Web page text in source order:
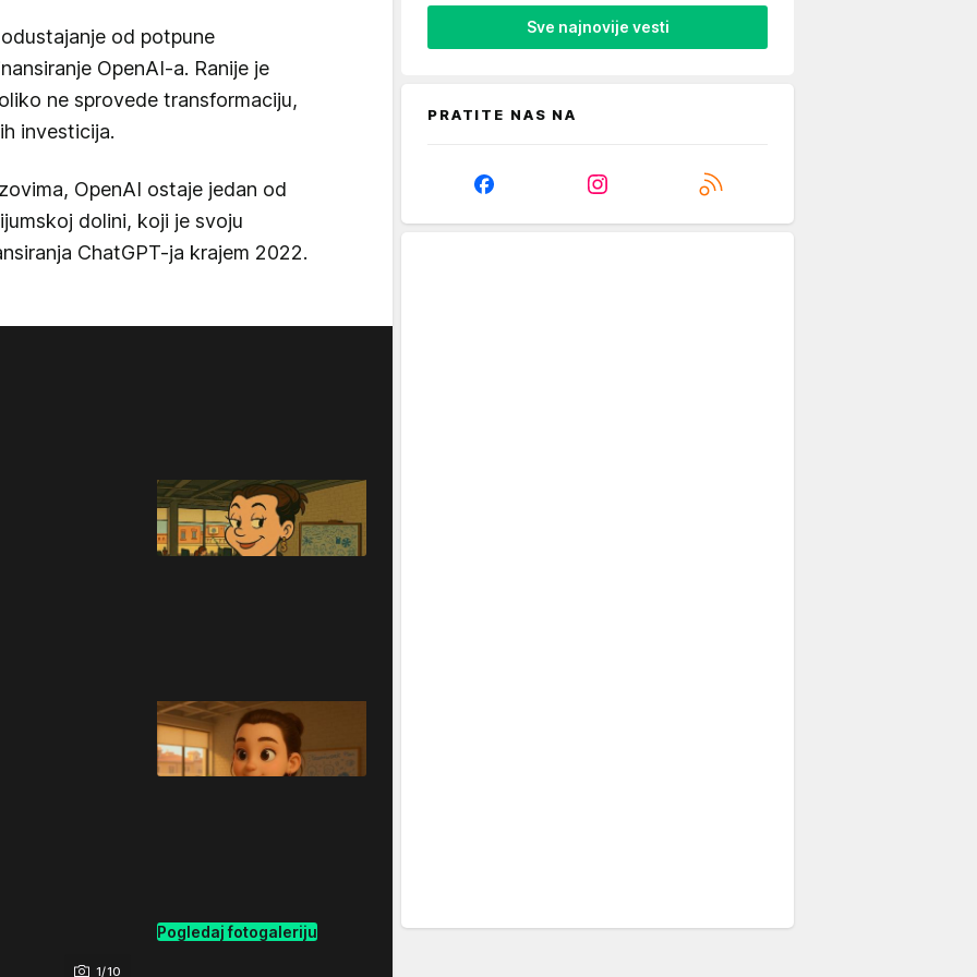
od potpune
OpenAI-a. Ranije je
ne sprovede transformaciju,
investicija.
OpenAI ostaje jedan od
dolini, koji je svoju
ChatGPT-ja krajem 2022.
1/10
Pogledaj fotogaleriju
Sve najnovije vesti
PRATITE NAS NA